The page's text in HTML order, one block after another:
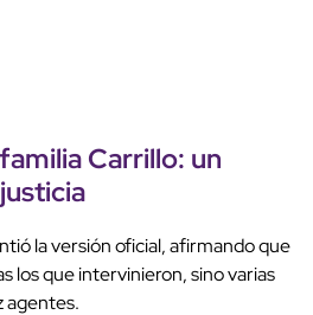
Carrillo: un
la versión oficial, afirmando que
los que intervinieron, sino varias
agentes.